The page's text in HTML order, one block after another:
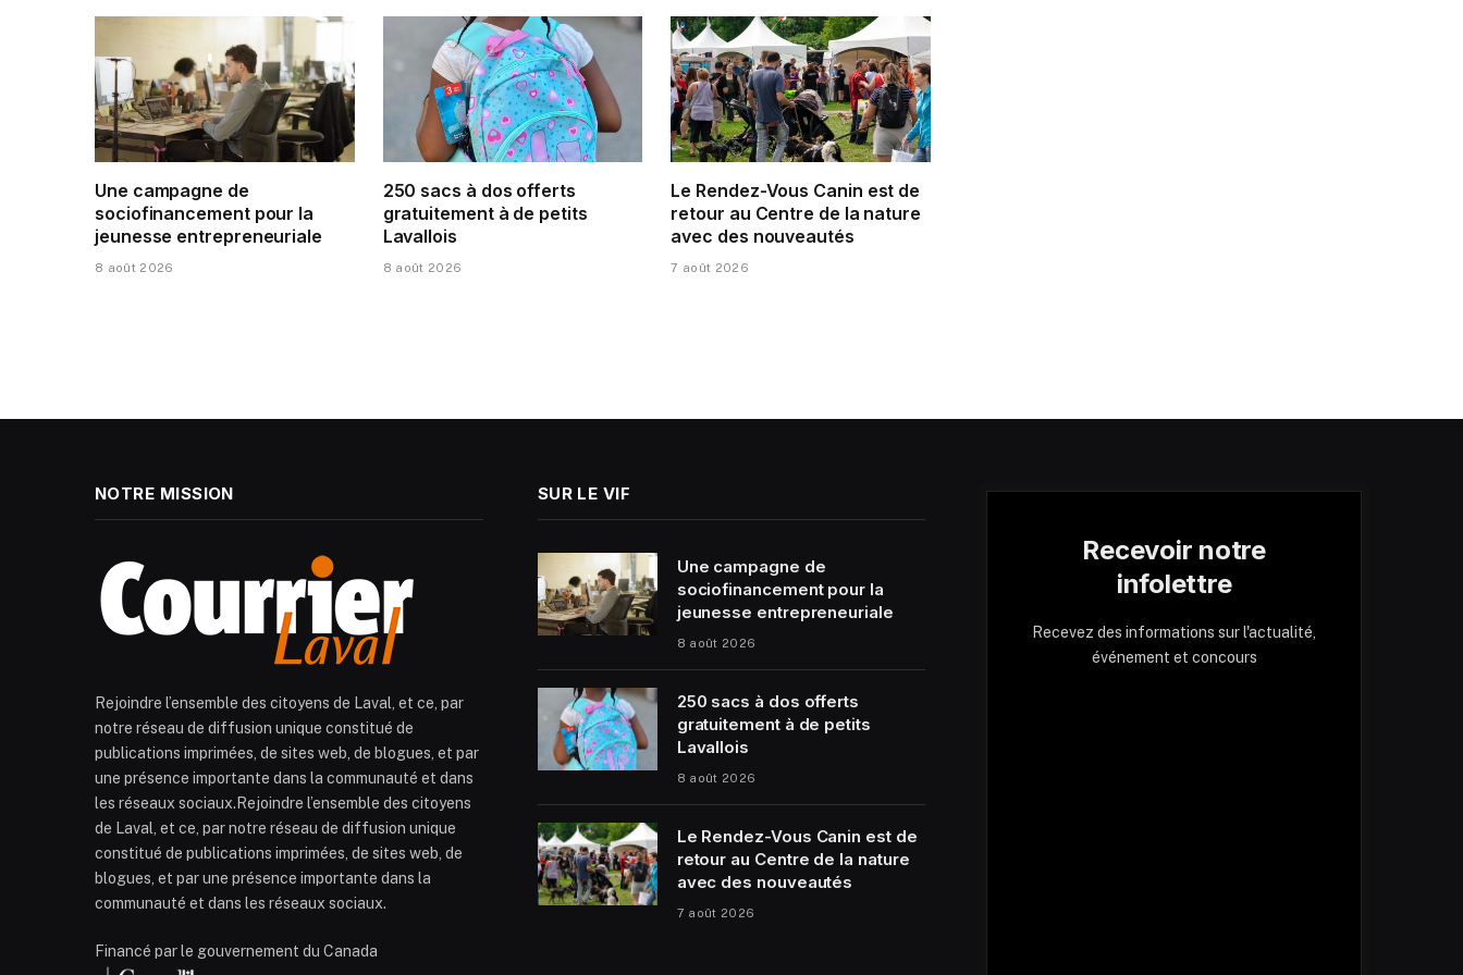
Une campagne de
sociofinancement pour la
jeunesse entrepreneuriale
8 août 2026
250 sacs à dos offerts
gratuitement à de petits
Lavallois
8 août 2026
Le Rendez-Vous Canin est de
retour au Centre de la nature
avec des nouveautés
7 août 2026
NOTRE MISSION
Rejoindre l’ensemble des citoyens de Laval, et ce, par
notre réseau de diffusion unique constitué de
publications imprimées, de sites web, de blogues, et par
une présence importante dans la communauté et dans
les réseaux sociaux.Rejoindre l’ensemble des citoyens
de Laval, et ce, par notre réseau de diffusion unique
constitué de publications imprimées, de sites web, de
blogues, et par une présence importante dans la
communauté et dans les réseaux sociaux.
Financé par le gouvernement du Canada
SUR LE VIF
Une campagne de
sociofinancement pour la
jeunesse entrepreneuriale
8 août 2026
250 sacs à dos offerts
gratuitement à de petits
Lavallois
8 août 2026
Le Rendez-Vous Canin est de
retour au Centre de la nature
avec des nouveautés
7 août 2026
Recevoir notre
infolettre
Recevez des informations sur l'actualité,
événement et concours